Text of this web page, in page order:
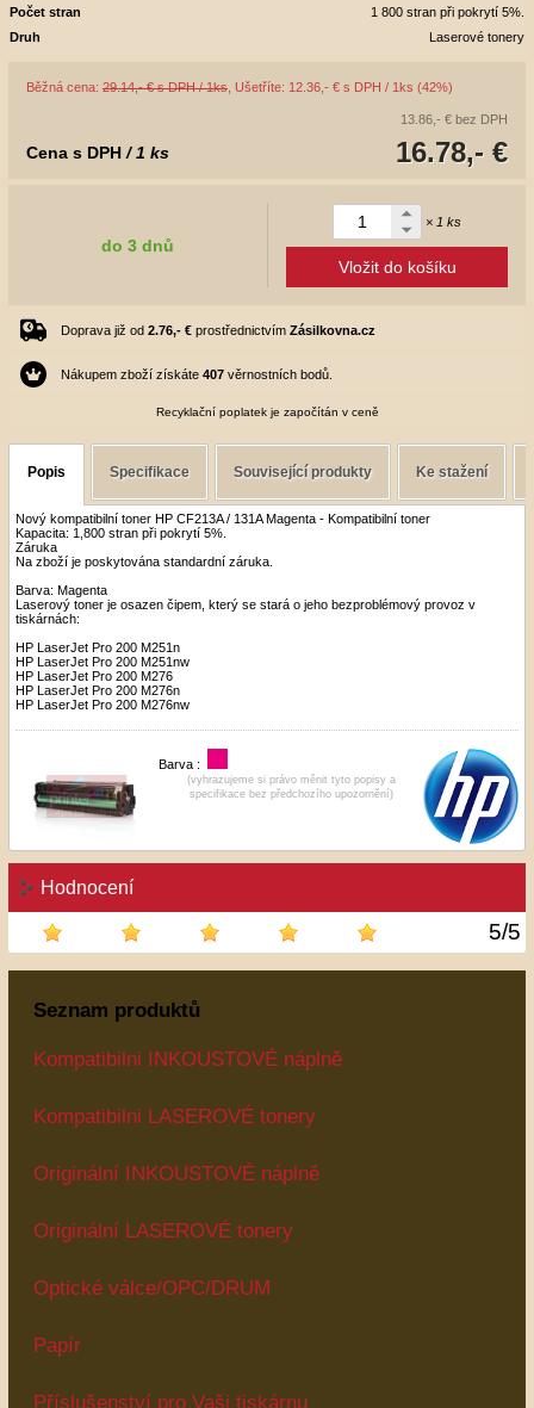
Hodnocení
5/5
Počet stran
1 800 stran při pokrytí 5%.
Druh
Laserové tonery
Běžná cena: 29.14,- € s DPH / 1ks , Ušetříte: 12.36,- € s DPH / 1ks (42%)
13.86,- € bez DPH
16.78,- €
Cena s DPH/ 1 ks
do 3 dnů
× 1 ks
Vložit do košíku
Doprava již od 2.76,- € prostřednictvím Zásilkovna.cz
Nákupem zboží získáte 407 věrnostních bodů.
Recyklační poplatek je započítán v ceně
Popis Specifikace Související produkty Ke stažení
Nový kompatibilní toner HP CF213A / 131A Magenta - Kompatibilní toner
Kapacita: 1,800 stran při pokrytí 5%.
Záruka
Na zboží je poskytována standardní záruka.
Barva: Magenta
Laserový toner je osazen čipem, který se stará o jeho bezproblémový provoz v
tiskárnách:
HP LaserJet Pro 200 M251n
HP LaserJet Pro 200 M251nw
HP LaserJet Pro 200 M276
HP LaserJet Pro 200 M276n
HP LaserJet Pro 200 M276nw
Barva :
(vyhrazujeme si právo měnit tyto popisy a
specifikace bez předchozího upozornění)
Seznam produktů
Kompatibilni INKOUSTOVÉ náplně
Kompatibilni LASEROVÉ tonery
Originální INKOUSTOVÉ náplně
Originální LASEROVÉ tonery
Optické válce/OPC/DRUM
Papír
Příslušenství pro Vaši tiskárnu